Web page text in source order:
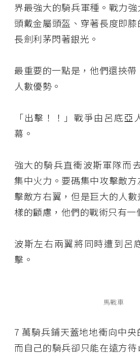
界最強大的騎兵軍種。戰力
頭戴金屬頭盔、穿著長度即
長劍利茅閃著銀光。
最重要的一點是，他們還挾
人數優勢。
「出擊！！」戰爭由呂底亞
幕。
強大的騎兵直衝波斯軍隊而
集中火力。要碼集中攻擊敵
擊敵方右翼，但是巨大的人
樣的顧慮，他們的戰術只有一
波斯左右兩翼將同時遭到呂
擊。
馬戰車
7 萬騎兵鋪天蓋地地衝向中
而自己的騎兵卻只能在遠方